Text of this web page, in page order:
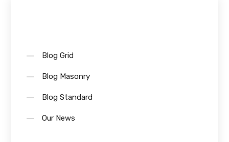
Blog Grid
Blog Masonry
Blog Standard
Our News